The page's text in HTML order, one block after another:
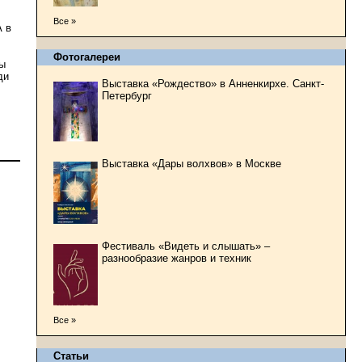
в
Все »
Фотогалереи
Выставка «Рождество» в Анненкирхе. Санкт-
Петербург
Выставка «Дары волхвов» в Москве
Фестиваль «Видеть и слышать» –
разнообразие жанров и техник
Все »
Статьи